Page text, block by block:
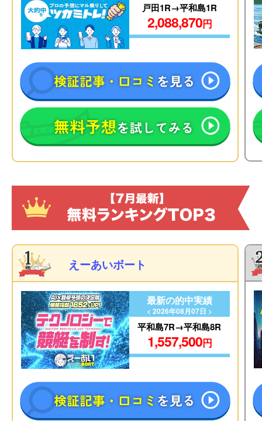
戸田1R→平和島1R
2,088,870円
えーあいボート
最新の的中実績
< 2026年08月07日 >
平和島7R→平和島8R
1,557,500円